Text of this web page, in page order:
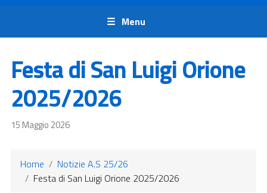
Menu
Festa di San Luigi Orione
2025/2026
15 Maggio 2026
Home
Notizie A.S 25/26
Festa di San Luigi Orione 2025/2026